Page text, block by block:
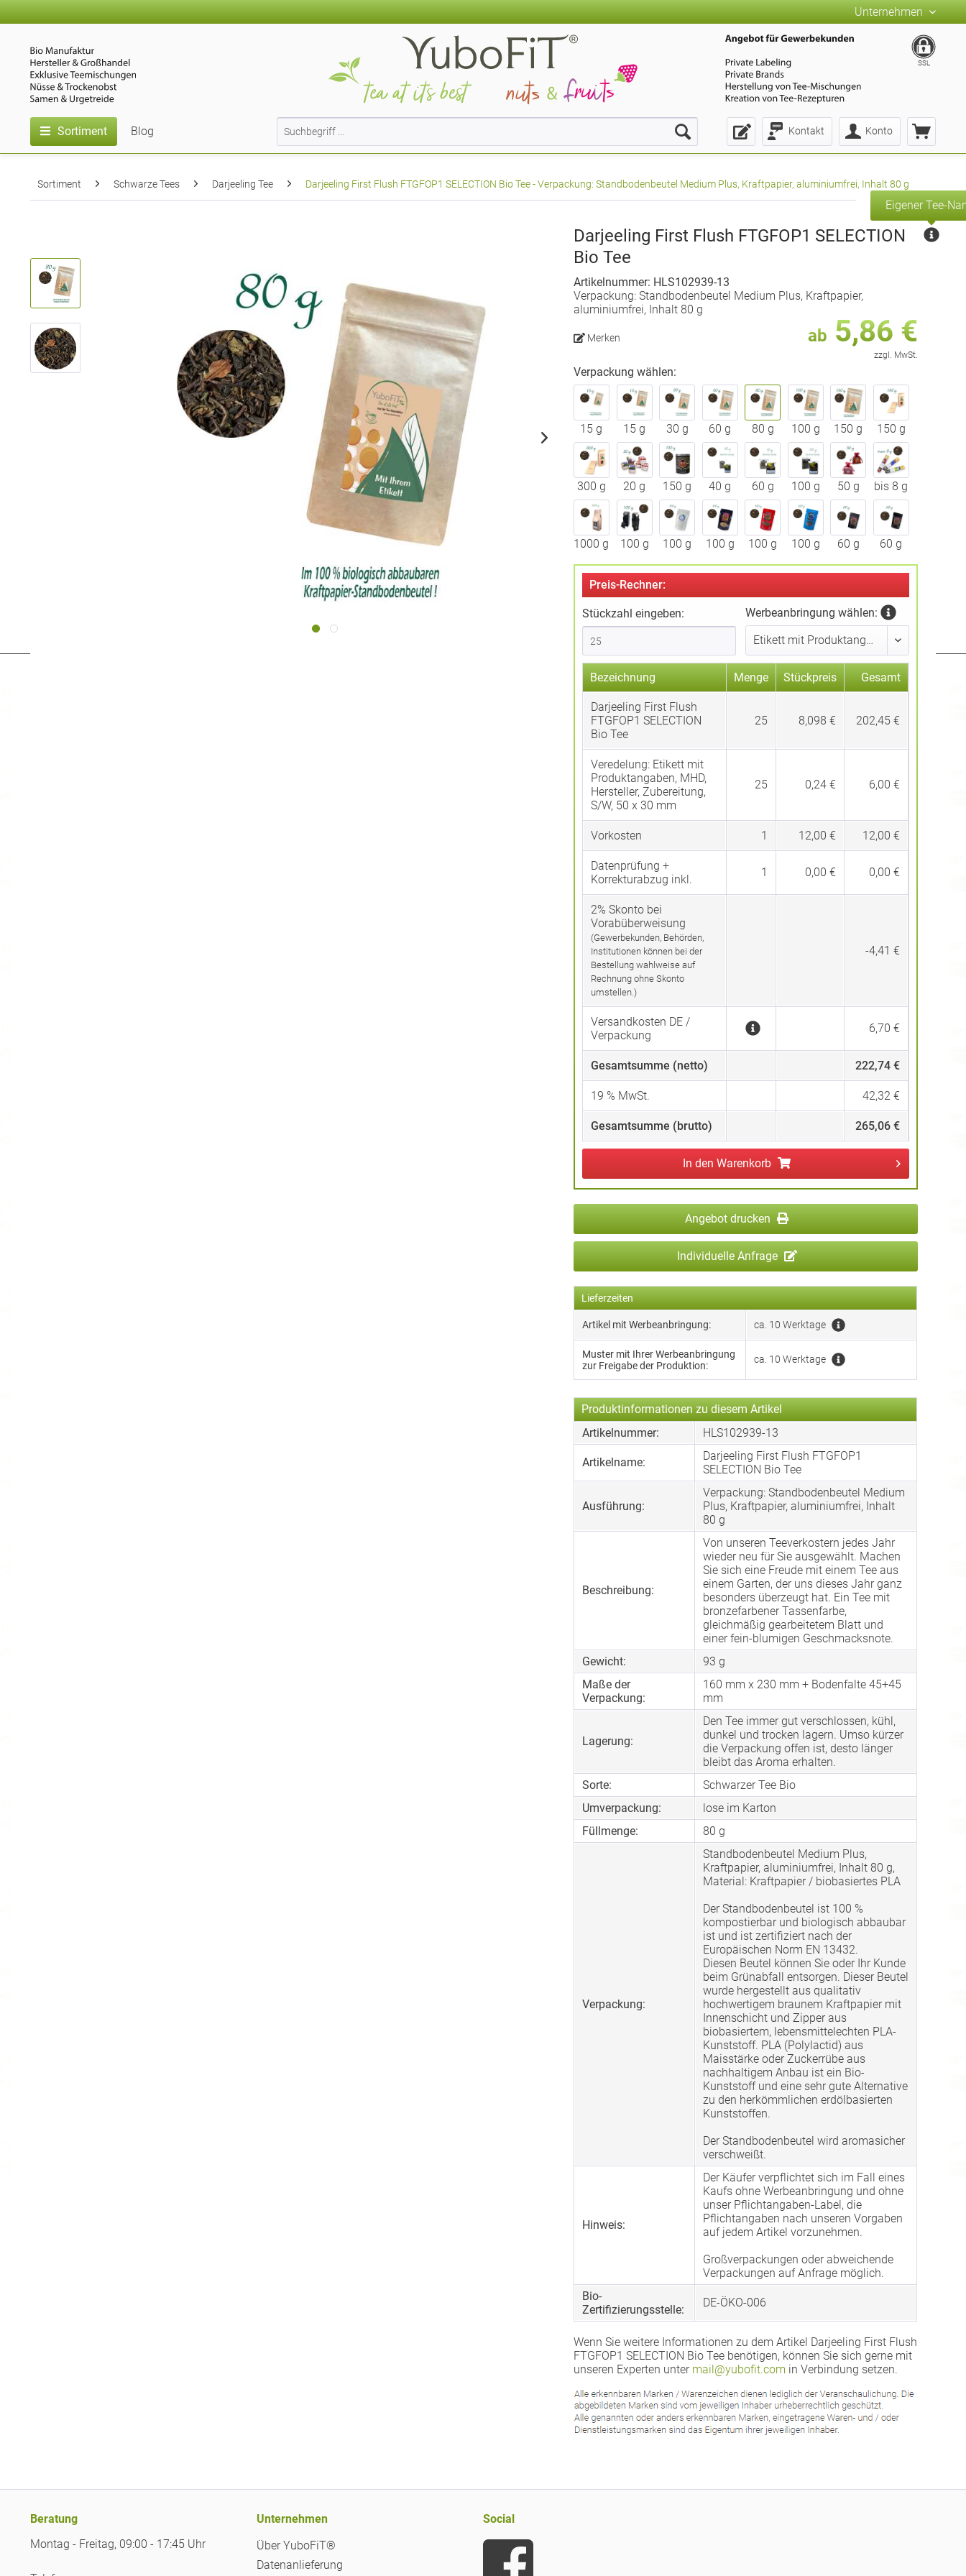
Unternehmen
Kontakt Konto
SSL
Sortiment Blog
Sortiment Schwarze Tees Darjeeling Tee Darjeeling First Flush FTGFOP1 SELECTION Bio Tee - Verpackung: Standbodenbeutel Medium Plus, Kraftpapier, aluminiumfrei, Inhalt 80 g
Darjeeling First Flush FTGFOP1 SELECTION
Bio Tee
Eigener Tee-
Artikelnummer: HLS102939-13
Verpackung: Standbodenbeutel Medium Plus, Kraftpapier,
aluminiumfrei, Inhalt 80 g
ab 5,86 €
zzgl. MwSt.
Merken
Verpackung wählen:
15 g 15 g 30 g 60 g 80 g 100 g 150 g 150 g
300 g 20 g 150 g 40 g 60 g 100 g 50 g bis 8 g
1000 g 100 g 100 g 100 g 100 g 100 g 60 g 60 g
Preis-Rechner:
Stückzahl eingeben: Werbeanbringung wählen:
Bezeichnung Menge Stückpreis Gesamt
Darjeeling First Flush
FTGFOP1 SELECTION
Bio Tee
25 8,098 € 202,45 €
Veredelung: Etikett mit
Produktangaben, MHD,
Hersteller, Zubereitung,
S/W, 50 x 30 mm
25 0,24 € 6,00 €
Vorkosten 1 12,00 € 12,00 €
Datenprüfung +
Korrekturabzug inkl.
1 0,00 € 0,00 €
2% Skonto bei
Vorabüberweisung
(Gewerbekunden, Behörden,
Institutionen können bei der
Bestellung wahlweise auf
Rechnung ohne Skonto
umstellen.)
-4,41 €
Versandkosten DE /
Verpackung
6,70 €
Gesamtsumme (netto) 222,74 €
19 % MwSt. 42,32 €
Gesamtsumme (brutto) 265,06 €
In den Warenkorb
Angebot drucken
Individuelle Anfrage
Lieferzeiten
Artikel mit Werbeanbringung: ca. 10 Werktage
Muster mit Ihrer Werbeanbringung
zur Freigabe der Produktion:
ca. 10 Werktage
Produktinformationen zu diesem Artikel
Artikelnummer:
HLS102939-13
Artikelname:
Darjeeling First Flush FTGFOP1
SELECTION Bio Tee
Ausführung:
Verpackung: Standbodenbeutel Medium
Plus, Kraftpapier, aluminiumfrei, Inhalt
80 g
Beschreibung:
Von unseren Teeverkostern jedes Jahr
wieder neu für Sie ausgewählt. Machen
Sie sich eine Freude mit einem Tee aus
einem Garten, der uns dieses Jahr ganz
besonders überzeugt hat. Ein Tee mit
bronzefarbener Tassenfarbe,
gleichmäßig gearbeitetem Blatt und
einer fein-blumigen Geschmacksnote.
Gewicht:
93 g
Maße der
Verpackung:
160 mm x 230 mm + Bodenfalte 45+45
mm
Lagerung:
Den Tee immer gut verschlossen, kühl,
dunkel und trocken lagern. Umso kürzer
die Verpackung offen ist, desto länger
bleibt das Aroma erhalten.
Sorte:
Schwarzer Tee Bio
Umverpackung:
lose im Karton
Füllmenge:
80 g
Verpackung:
Standbodenbeutel Medium Plus,
Kraftpapier, aluminiumfrei, Inhalt 80 g,
Material: Kraftpapier / biobasiertes PLA
Der Standbodenbeutel ist 100 %
kompostierbar und biologisch abbaubar
ist und ist zertifiziert nach der
Europäischen Norm EN 13432.
Diesen Beutel können Sie oder Ihr Kunde
beim Grünabfall entsorgen. Dieser Beutel
wurde hergestellt aus qualitativ
hochwertigem braunem Kraftpapier mit
Innenschicht und Zipper aus
biobasiertem, lebensmittelechten PLA-
Kunststoff. PLA (Polylactid) aus
Maisstärke oder Zuckerrübe aus
nachhaltigem Anbau ist ein Bio-
Kunststoff und eine sehr gute Alternative
zu den herkömmlichen erdölbasierten
Kunststoffen.
Der Standbodenbeutel wird aromasicher
verschweißt.
Hinweis:
Der Käufer verpflichtet sich im Fall eines
Kaufs ohne Werbeanbringung und ohne
unser Pflichtangaben-Label, die
Pflichtangaben nach unseren Vorgaben
auf jedem Artikel vorzunehmen.
Großverpackungen oder abweichende
Verpackungen auf Anfrage möglich.
Bio-
Zertifizierungsstelle:
DE-ÖKO-006
Wenn Sie weitere Informationen zu dem Artikel Darjeeling First Flush
FTGFOP1 SELECTION Bio Tee benötigen, können Sie sich gerne mit
unseren Experten unter mail@yubofit.com in Verbindung setzen.
Beratung
Montag - Freitag, 09:00 - 17:45 Uhr
Unternehmen
Über YuboFiT®
Datenanlieferung
Social